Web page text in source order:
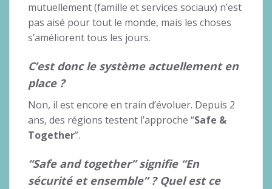
mutuellement (famille et services sociaux) n’est
pas aisé pour tout le monde, mais les choses
s’améliorent tous les jours.
C’est donc le système actuellement en
place ?
Non, il est encore en train d’évoluer. Depuis 2
ans, des régions testent l’approche “Safe &
Together”.
“Safe and together” signifie “En
sécurité et ensemble” ? Quel est ce